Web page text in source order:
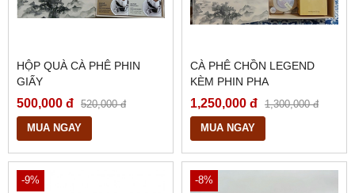
HỘP QUÀ CÀ PHÊ PHIN
GIẤY
500,000 đ 520,000 đ
MUA NGAY
CÀ PHÊ CHỒN LEGEND
KÈM PHIN PHA
1,250,000 đ 1,300,000 đ
MUA NGAY
-9% -8%